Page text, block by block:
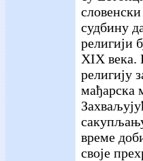
судбину
религији
XIX века.
религију
мађарска
време
своје